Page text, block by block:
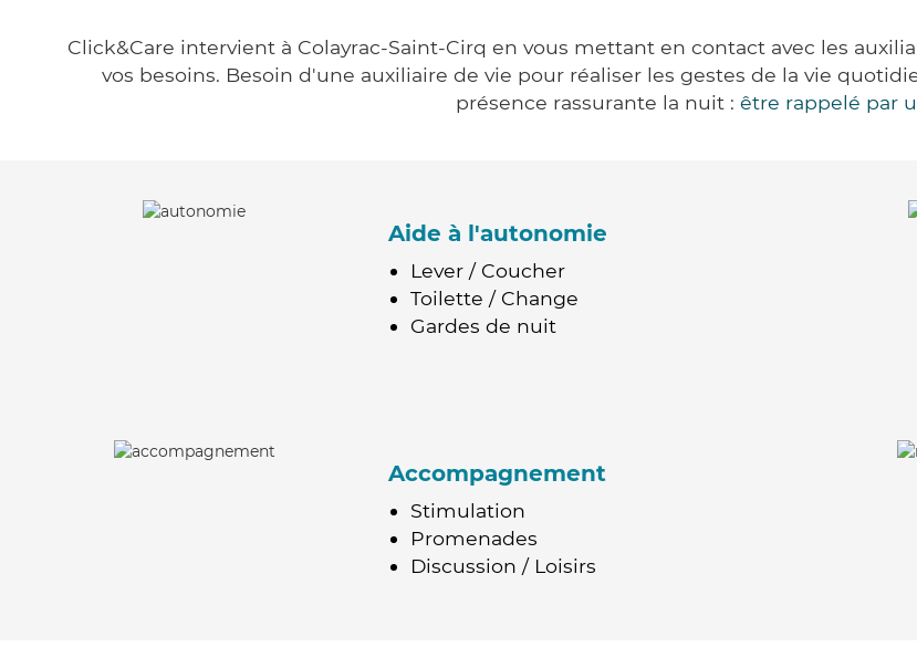
Click&Care intervient à Colayrac-Saint-Cirq en vous mettant en contact avec les
vos besoins. Besoin d'une auxiliaire de vie pour réaliser les gestes de la vie
présence rassurante la nuit : être rappelé par
Aide à l'autonomie
Lever / Coucher
Toilette / Change
Gardes de nuit
Accompagnement
Stimulation
Promenades
Discussion / Loisirs